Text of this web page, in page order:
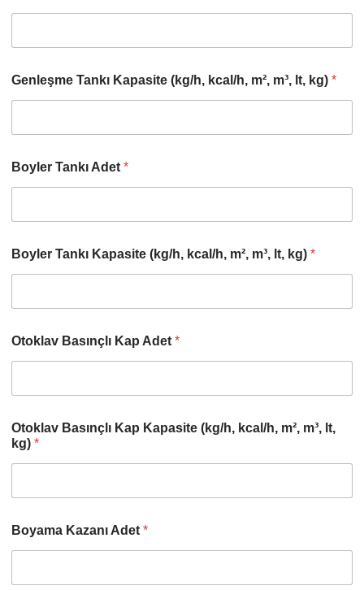
Genleşme Tankı Kapasite (kg/h, kcal/h, m², m³, lt, kg) *
Boyler Tankı Adet *
Boyler Tankı Kapasite (kg/h, kcal/h, m², m³, lt, kg) *
Otoklav Basınçlı Kap Adet *
Otoklav Basınçlı Kap Kapasite (kg/h, kcal/h, m², m³, lt,
kg) *
Boyama Kazanı Adet *